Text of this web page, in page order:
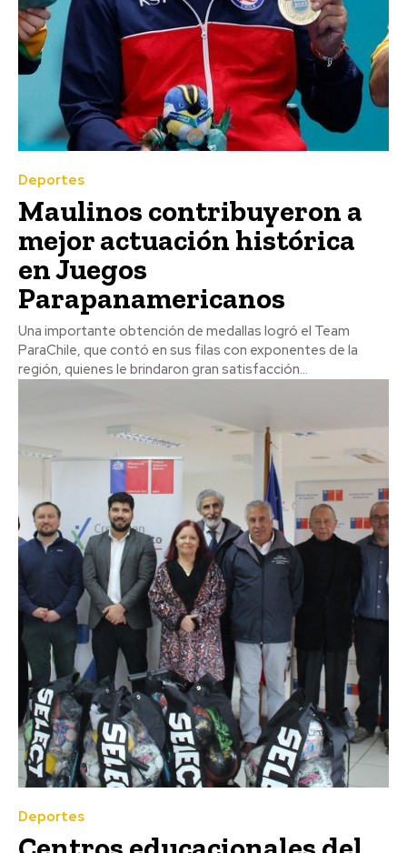
Deportes
Maulinos contribuyeron a
mejor actuación histórica
en Juegos
Parapanamericanos
Una importante obtención de medallas logró el Team
ParaChile, que contó en sus filas con exponentes de la
región, quienes le brindaron gran satisfacción...
Deportes